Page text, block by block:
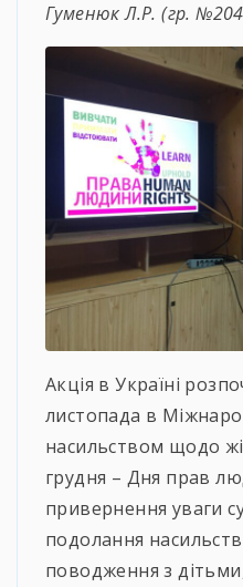
Гуменюк Л.Р. (гр.
Акція в Україні
листопада в
насильством щодо
грудня – Дня прав
привернення уваги
подолання
поводження з дітьми,